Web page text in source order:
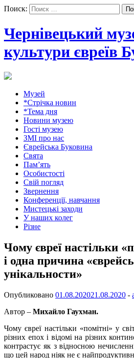
Поиск:
Чернівецький
культури євреїв
Музей
*Стрічка новин
*Тема дня
Новини музею
Гості музею
ЗМІ про нас
Єврейська Буковина
Свята
Пам’ять
Особистості
Свій погляд
Звернення
Конференції, навчання
Мистецькі заходи
У наших колег
Різне
Чому євреї настільки
і одна причина
унікальности»
Опубликовано 01.08.202021.08.2020 -
Автор – Михайло Гаухман.
Чому євреї настільки «помітні» у
різних епох і відомі на різних
контрастує як з відносною
що цей народ ніяк не є